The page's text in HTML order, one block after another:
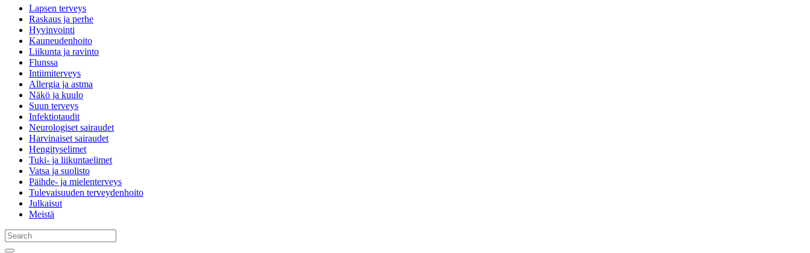
Lapsen terveys
Raskaus ja perhe
Hyvinvointi
Kauneudenhoito
Liikunta ja ravinto
Flunssa
Intiimiterveys
Allergia ja astma
Näkö ja kuulo
Suun terveys
Infektiotaudit
Neurologiset sairaudet
Harvinaiset sairaudet
Hengityselimet
Tuki- ja liikuntaelimet
Vatsa ja suolisto
Päihde- ja mielenterveys
Tulevaisuuden terveydenhoito
Julkaisut
Meistä